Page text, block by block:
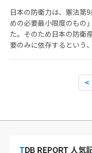
日本の防衛力は、憲法第
めの必要最小限度のもの
た。そのため日本の防衛
要のみに依存するという
<